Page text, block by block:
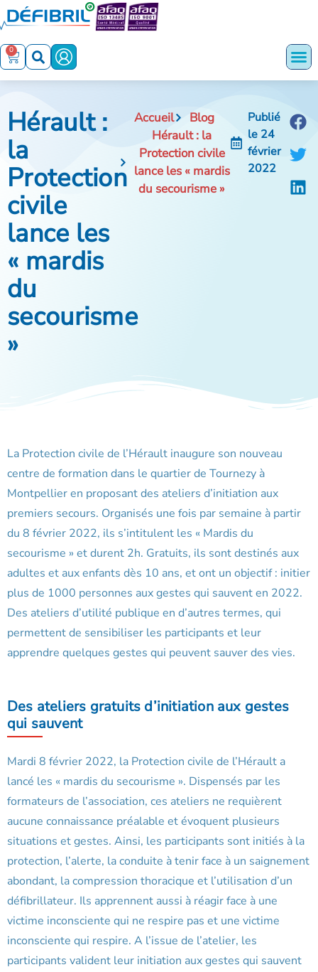
0
Hérault :
la
Protection
civile
lance les
« mardis
du
secourisme
»
Accueil
Blog
Hérault : la
Protection civile
lance les « mardis
du secourisme »
Publié
le 24
février
2022
La Protection civile de l’Hérault inaugure son nouveau
centre de formation dans le quartier de Tournezy à
Montpellier en proposant des ateliers d’initiation aux
premiers secours. Organisés une fois par semaine à partir
du 8 février 2022, ils s’intitulent les « Mardis du
secourisme » et durent 2h. Gratuits, ils sont destinés aux
adultes et aux enfants dès 10 ans, et ont un objectif : initier
plus de 1000 personnes aux gestes qui sauvent en 2022.
Des ateliers d’utilité publique en d’autres termes, qui
permettent de sensibiliser les participants et leur
apprendre quelques gestes qui peuvent sauver des vies.
Des ateliers gratuits d’initiation aux gestes
qui sauvent
Mardi 8 février 2022, la Protection civile de l’Hérault a
lancé les « mardis du secourisme ». Dispensés par les
formateurs de l’association, ces ateliers ne requièrent
aucune connaissance préalable et évoquent plusieurs
situations et gestes. Ainsi, les participants sont initiés à la
protection, l’alerte, la conduite à tenir face à un saignement
abondant, la compression thoracique et l’utilisation d’un
défibrillateur. Ils apprennent aussi à réagir face à une
victime inconsciente qui ne respire pas et une victime
inconsciente qui respire. A l’issue de l’atelier, les
participants valident leur initiation aux gestes qui sauvent